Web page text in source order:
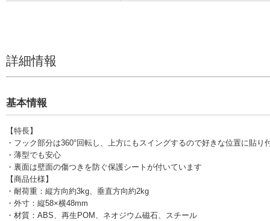
詳細情報
基本情報
【特長】
・フック部分は360°回転し、上方にもスイングするので好きな位置に貼り
・薄型でも安心
・裏面は壁面の傷つきを防ぐ保護シートが付いています
【商品仕様】
・耐荷重：縦方向約3kg、垂直方向約2kg
・外寸：縦58×横48mm
・材質：ABS、再生POM、ネオジウム磁石、スチール